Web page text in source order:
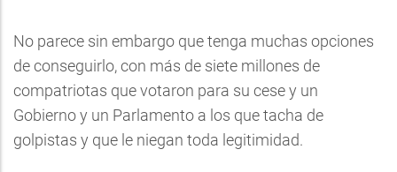
No parece sin embargo que tenga muchas opciones
de conseguirlo, con más de siete millones de
compatriotas que votaron para su cese y un
Gobierno y un Parlamento a los que tacha de
golpistas y que le niegan toda legitimidad.